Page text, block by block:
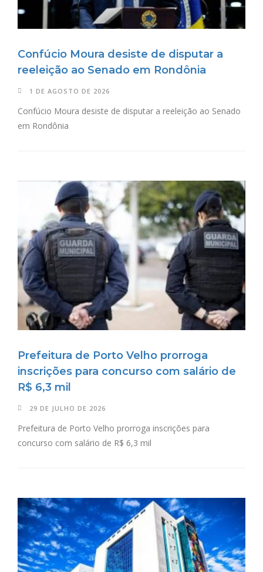
Confúcio Moura desiste de disputar a
reeleição ao Senado em Rondônia
1 DE AGOSTO DE 2026
Confúcio Moura desiste de disputar a reeleição ao Senado
em Rondônia
Prefeitura de Porto Velho prorroga
inscrições para concurso com salário de
R$ 6,3 mil
29 DE JULHO DE 2026
Prefeitura de Porto Velho prorroga inscrições para
concurso com salário de R$ 6,3 mil